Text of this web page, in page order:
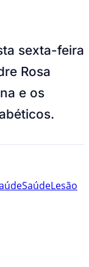
sexta-feira
Rosa
e os
SaúdeLesão